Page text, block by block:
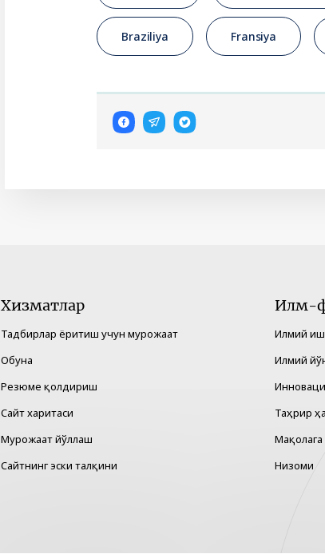
Braziliya Fransiya
Хизматлар
Тадбирлар ёритиш учун мурожаат
Обуна
Резюме қолдириш
Сайт харитаси
Мурожаат йўллаш
Сайтнинг эски талқини
Илм-
Илмий
Илмий
Таҳрир
Мақолага
Низоми